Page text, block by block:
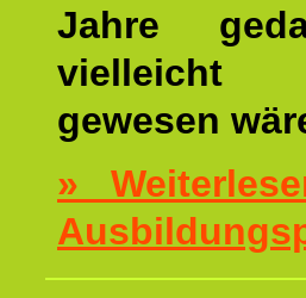
Jahre
vielleicht
gewesen
»